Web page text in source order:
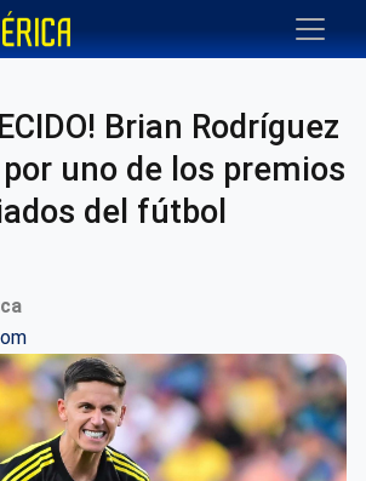
Brian Rodríguez
uno de los premios
del fútbol